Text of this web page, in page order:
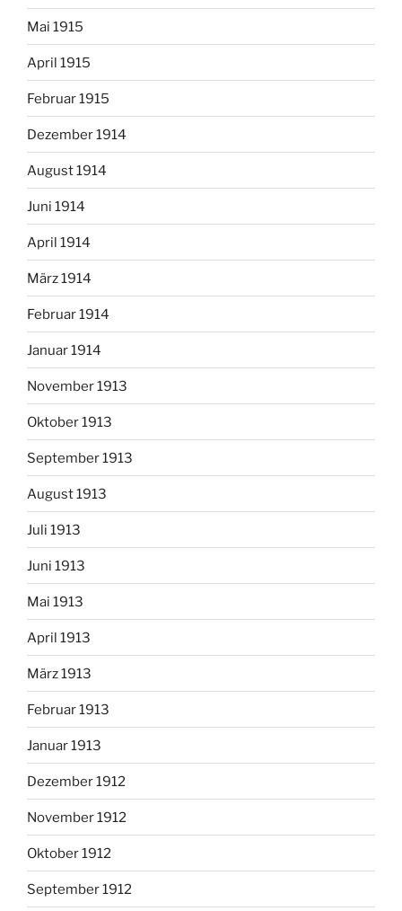
Mai 1915
April 1915
Februar 1915
Dezember 1914
August 1914
Juni 1914
April 1914
März 1914
Februar 1914
Januar 1914
November 1913
Oktober 1913
September 1913
August 1913
Juli 1913
Juni 1913
Mai 1913
April 1913
März 1913
Februar 1913
Januar 1913
Dezember 1912
November 1912
Oktober 1912
September 1912